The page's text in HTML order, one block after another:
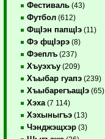
Фестиваль (43)
Футбол (612)
ФщIэн папщIэ (11)
Фэ фщIэрэ (8)
Фэеплъ (237)
Хъуэхъу (209)
Хъыбар гуапэ (239)
ХъыбарегъащIэ (65)
Хэха (7 114)
Хэхыныгъэ (13)
Чэнджэщхэр (3)